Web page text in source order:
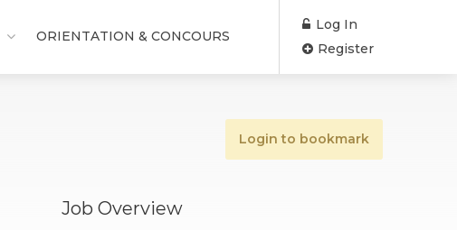
ORIENTATION & CONCOURS
Log In
Register
Login to bookmark
Job Overview